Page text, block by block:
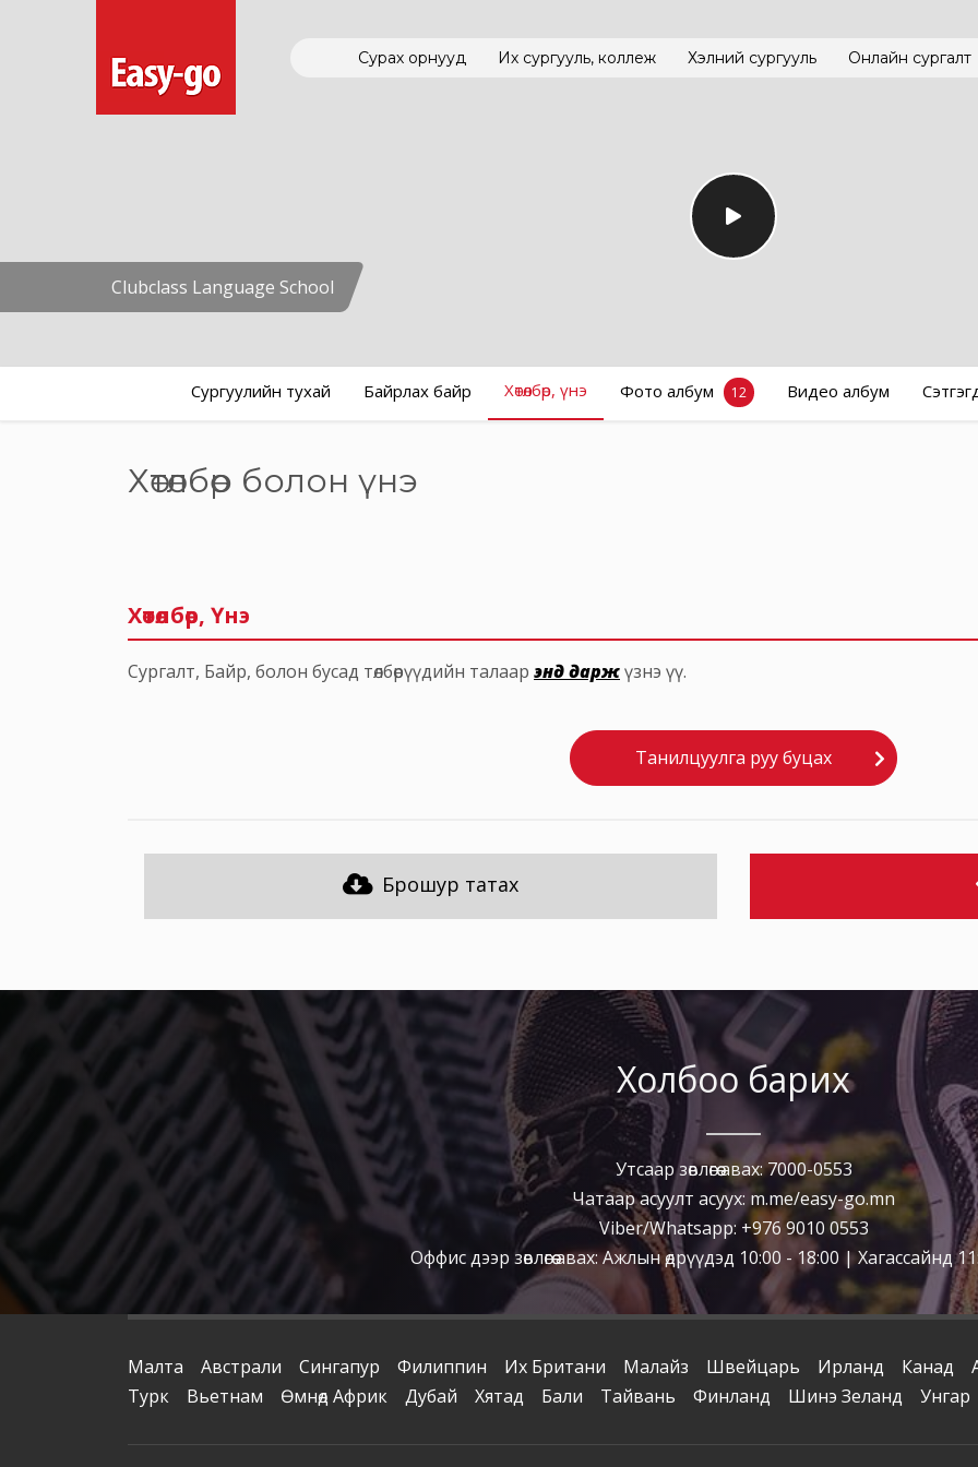
Сурах орнууд Их сургууль, коллеж Хэлний сургууль Онлайн сургалт
Clubclass Language School
Сургуулийн тухай Байрлах байр Хөтөлбөр, үнэ Фото албум 12 Видео албум
Хөтөлбөр болон үнэ
Хөтөлбөр, Үнэ
Сургалт, Байр, болон бусад төлбөрүүдийн талаар энд даржүзнэ үү.
Танилцуулга руу буцах
Брошур татах
Холбоо барих
Утсаар зөвлөгөө авах: 7000-0553
Чатаар асуулт асуух: m.me/easy-go.mn
Viber/Whatsapp: +976 9010 0553
Оффис дээр зөвлөгөө авах: Ажлын өдрүүдэд 10:00 - 18:00 | Хагассайнд
Малта Австрали Сингапур Филиппин Их Британи Малайз Швейцарь Ирланд Канад
Турк
Вьетнам Өмнөд Африк Дубай Хятад Бали Тайвань Финланд Шинэ Зеланд Унгар